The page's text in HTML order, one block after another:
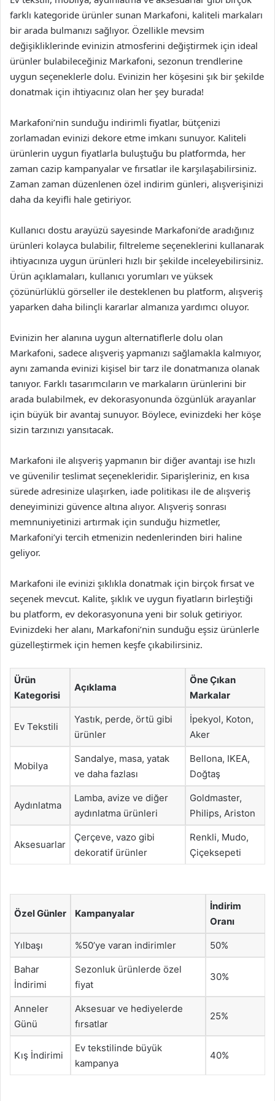
farklı kategoride ürünler sunan Markafoni, kaliteli markaları
bir arada bulmanızı sağlıyor. Özellikle mevsim
değişikliklerinde evinizin atmosferini değiştirmek için ideal
ürünler bulabileceğiniz Markafoni, sezonun trendlerine
uygun seçeneklerle dolu. Evinizin her köşesini şık bir şekilde
donatmak için ihtiyacınız olan her şey burada!
Markafoni’nin sunduğu indirimli fiyatlar, bütçenizi
zorlamadan evinizi dekore etme imkanı sunuyor. Kaliteli
ürünlerin uygun fiyatlarla buluştuğu bu platformda, her
zaman cazip kampanyalar ve fırsatlar ile karşılaşabilirsiniz.
Zaman zaman düzenlenen özel indirim günleri, alışverişinizi
daha da keyifli hale getiriyor.
Kullanıcı dostu arayüzü sayesinde Markafoni’de aradığınız
ürünleri kolayca bulabilir, filtreleme seçeneklerini kullanarak
ihtiyacınıza uygun ürünleri hızlı bir şekilde inceleyebilirsiniz.
Ürün açıklamaları, kullanıcı yorumları ve yüksek
çözünürlüklü görseller ile desteklenen bu platform, alışveriş
yaparken daha bilinçli kararlar almanıza yardımcı oluyor.
Evinizin her alanına uygun alternatiflerle dolu olan
Markafoni, sadece alışveriş yapmanızı sağlamakla kalmıyor,
aynı zamanda evinizi kişisel bir tarz ile donatmanıza olanak
tanıyor. Farklı tasarımcıların ve markaların ürünlerini bir
arada bulabilmek, ev dekorasyonunda özgünlük arayanlar
için büyük bir avantaj sunuyor. Böylece, evinizdeki her köşe
sizin tarzınızı yansıtacak.
Markafoni ile alışveriş yapmanın bir diğer avantajı ise hızlı
ve güvenilir teslimat seçenekleridir. Siparişleriniz, en kısa
sürede adresinize ulaşırken, iade politikası ile de alışveriş
deneyiminizi güvence altına alıyor. Alışveriş sonrası
memnuniyetinizi artırmak için sunduğu hizmetler,
Markafoni’yi tercih etmenizin nedenlerinden biri haline
geliyor.
Markafoni ile evinizi şıklıkla donatmak için birçok fırsat ve
seçenek mevcut. Kalite, şıklık ve uygun fiyatların birleştiği
bu platform, ev dekorasyonuna yeni bir soluk getiriyor.
Evinizdeki her alanı, Markafoni’nin sunduğu eşsiz ürünlerle
güzelleştirmek için hemen keşfe çıkabilirsiniz.
Ürün
Kategorisi
Açıklama
Öne Çıkan
Markalar
Ev Tekstili
Yastık, perde, örtü gibi
ürünler
İpekyol, Koton,
Aker
Mobilya
Sandalye, masa, yatak
ve daha fazlası
Bellona, IKEA,
Doğtaş
Aydınlatma
Lamba, avize ve diğer
aydınlatma ürünleri
Goldmaster,
Philips, Ariston
Aksesuarlar
Çerçeve, vazo gibi
dekoratif ürünler
Renkli, Mudo,
Çiçeksepeti
Özel Günler Kampanyalar
İndirim
Oranı
Yılbaşı %50’ye varan indirimler 50%
Bahar
İndirimi
Sezonluk ürünlerde özel
fiyat
30%
Anneler
Günü
Aksesuar ve hediyelerde
fırsatlar
25%
Kış İndirimi
Ev tekstilinde büyük
kampanya
40%